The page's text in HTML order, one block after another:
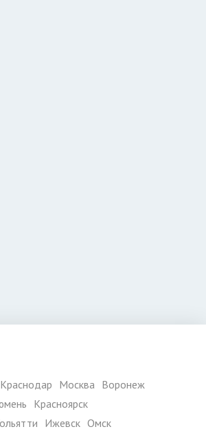
Краснодар Москва Воронеж
Красноярск
Ижевск Омск